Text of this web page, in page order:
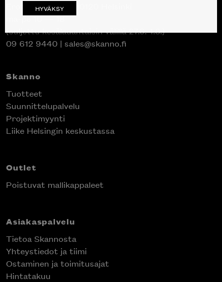
Erottajankatu 2, 00120 Helsinki
ma-pe 10 — 18
(suljettu kesälauantaisin välillä 27.6.-1.8.)
09 612 9440 | sales@skanno.fi
Skanno
Tuotteet
Suunnittelupalvelu
Projektimyynti
Liike Helsingin keskustassa
Outlet
Poistuvat mallikappaleet
Asiakaspalvelu
Tietoa Skannosta
Yhteystiedot ja tiimi
Ostaminen ja toimitusajat
Hintatakuu
HYVÄKSY